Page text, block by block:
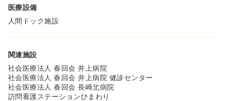
医療設備
人間ドック施設
関連施設
社会医療法人 春回会 井上病院
社会医療法人 春回会 井上病院 健診センター
社会医療法人 春回会 長崎北病院
訪問看護ステーションひまわり